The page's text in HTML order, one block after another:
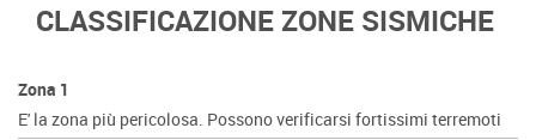
CLASSIFICAZIONE ZONE SISMICHE
Zona 1
E' la zona più pericolosa. Possono verificarsi fortissimi terremoti